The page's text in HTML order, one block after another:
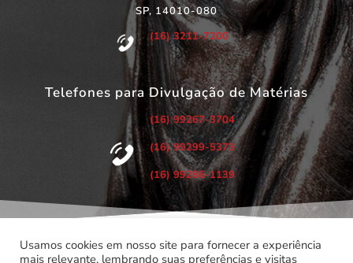
SP, 14010-080
(16) 3211-7200
Telefones para Divulgação de Matérias
(16) 99267-3704
(16) 99299-5373
(16) 99286-1139
Usamos cookies em nosso site para fornecer a experiência
mais relevante, lembrando suas preferências e visitas